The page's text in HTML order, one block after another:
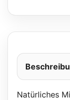
Natürliches